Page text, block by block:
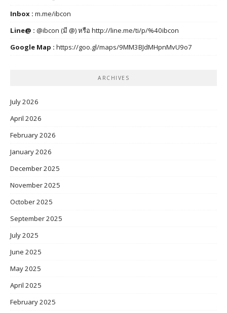
Inbox : m.me/ibcon
Line@ : @ibcon (มี @) หรือ http://line.me/ti/p/%40ibcon
Google Map : https://goo.gl/maps/9MM3BJdMHpnMvU9o7
ARCHIVES
July 2026
April 2026
February 2026
January 2026
December 2025
November 2025
October 2025
September 2025
July 2025
June 2025
May 2025
April 2025
February 2025